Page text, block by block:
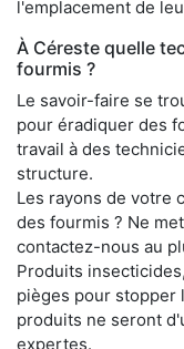
l'emplacement de
À Céreste quelle
fourmis ?
Le savoir-faire se
pour éradiquer des
travail à des
structure.
Les rayons de votre
des fourmis ? Ne
contactez-nous au
Produits
pièges pour stopper
produits ne seront
expertes.